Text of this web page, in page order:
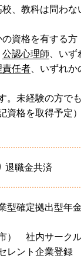
校、教科は問わ
の資格を有する方
公認心理師 、い
責任者 、いずれ
。未経験の方で
資格を取得予定
退職金共済
確定拠出型
社内サークル
レント企業登